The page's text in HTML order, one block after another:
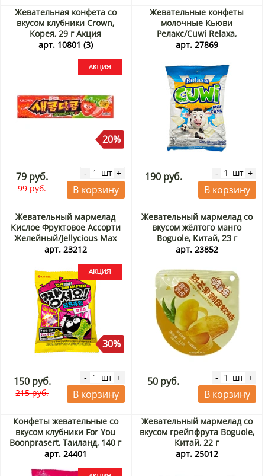
Жевательная конфета со
вкусом клубники Crown,
Корея, 29 г Акция
арт. 10801 (3)
20%
79 руб.
99 руб.
- шт +
В корзину
Жевательные конфеты
молочные Кьюви
Релакс/Cuwi Relaxa,
Индонезия, 125 г
арт. 27869
190 руб. - шт +
В корзину
Жевательный мармелад
Кислое Фруктовое Ассорти
Желейный/Jellycious Max
Sour Lotte, Корея, 51 г Акция
арт. 23212
30%
150 руб.
215 руб.
- шт +
В корзину
Жевательный мармелад со
вкусом жёлтого манго
Boguole, Китай, 23 г
арт. 23852
50 руб. - шт +
В корзину
Конфеты жевательные со
вкусом клубники For You
Boonprasert, Таиланд, 140 г
Акция
арт. 24401
Жевательный мармелад со
вкусом грейпфрута Boguole,
Китай, 22 г
арт. 25012